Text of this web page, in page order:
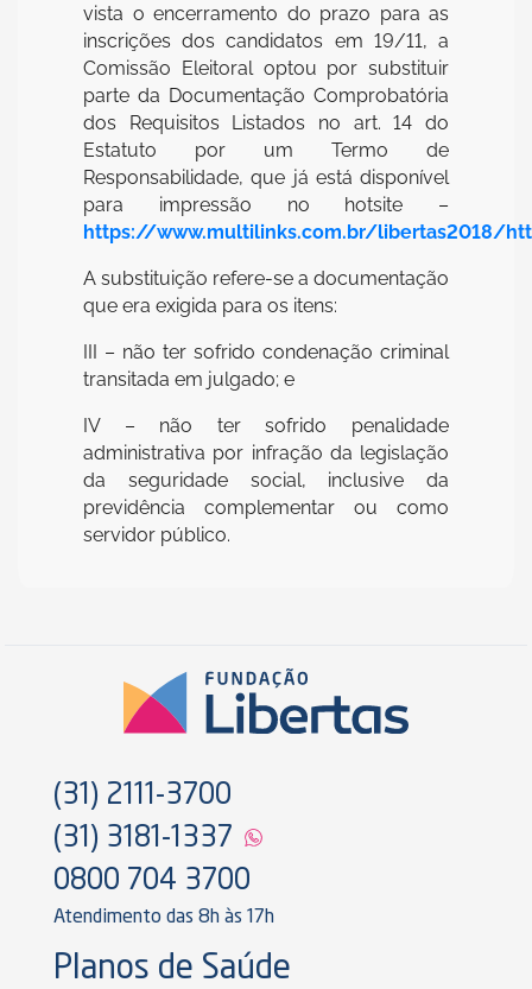
vista o encerramento do prazo para as
inscrições dos candidatos em 19/11, a
Comissão Eleitoral optou por substituir
parte da Documentação Comprobatória
dos Requisitos Listados no art. 14 do
Estatuto por um Termo de
Responsabilidade, que já está disponível
para impressão no hotsite –
https://www.multilinks.com.br/libertas2018/
A substituição refere-se a documentação
que era exigida para os itens:
III – não ter sofrido condenação criminal
transitada em julgado; e
IV – não ter sofrido penalidade
administrativa por infração da legislação
da seguridade social, inclusive da
previdência complementar ou como
servidor público.
(31) 2111-3700
(31) 3181-1337
0800 704 3700
Atendimento das 8h às 17h
Planos de Saúde